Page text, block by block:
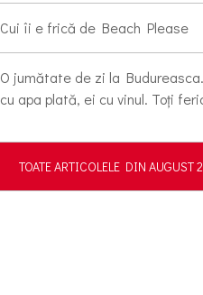
Cui îi e frică de Beach Please
O jumătate de zi la
cu apa plată, ei cu vinul. Toți
TOATE ARTICOLELE DIN AUGUST